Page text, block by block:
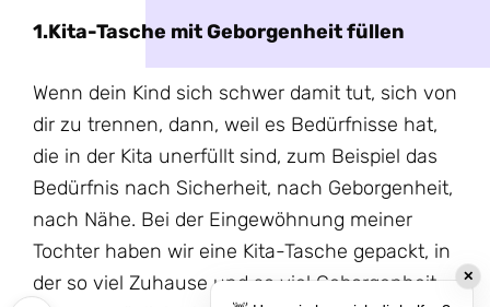
1.Kita-Tasche mit Geborgenheit füllen
Wenn dein Kind sich schwer damit tut, sich von
dir zu trennen, dann, weil es Bedürfnisse hat,
die in der Kita unerfüllt sind, zum Beispiel das
Bedürfnis nach Sicherheit, nach Geborgenheit,
nach Nähe. Bei der Eingewöhnung meiner
Tochter haben wir eine Kita-Tasche gepackt, in
der so viel Zuhause und so viel Geborgenheit
✕